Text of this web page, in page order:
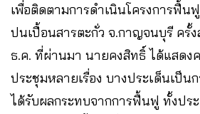
เพื่อติดตามการดำเนินโครงการฟื้น
ปนเปื้อนสารตะกั่ว จ.กาญจนบุรี ครั้
ธ.ค. ที่ผ่านมา นายคงสิทธิ์ ได้แสดง
ประชุมหลายเรื่อง บางประเด็นเป็
ได้รับผลกระทบจากการฟื้นฟู ทั้งปร